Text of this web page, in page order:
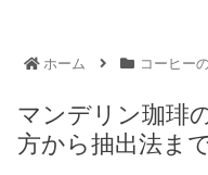
ホーム コーヒー
マンデリン珈琲
方から抽出法ま